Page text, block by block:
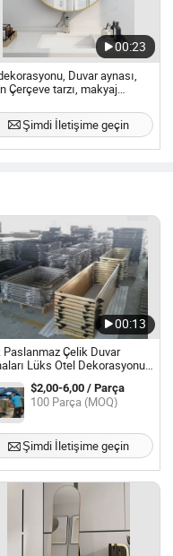
00:23
Duvar aynası,
Çerçeve tarzı, makyaj
Şimdi İletişime geçin
00:13
Paslanmaz Çelik Duvar
Lüks Otel Dekorasyonu
$2,00-6,00 / Parça
100 Parça (MOQ)
Şimdi İletişime geçin